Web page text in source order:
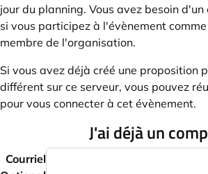
jour du planning. Vous avez besoin
si vous participez à l'évènement
membre de l'organisation.
Si vous avez déjà créé une proposition
différent sur ce serveur, vous pouvez
pour vous connecter à cet évènement.
J'ai déjà un
Courriel